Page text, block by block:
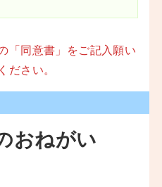
「同意書」をご記入願い
ださい。
おねがい